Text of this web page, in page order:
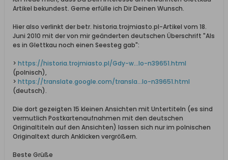
Artikel bekundest. Gerne erfülle ich Dir Deinen Wunsch.
Hier also verlinkt der betr. historia.trojmiasto.pl-Artikel vom 18.
Juni 2010 mit der von mir geänderten deutschen Überschrift "Als
es in Glettkau noch einen Seesteg gab":
> https://historia.trojmiasto.pl/Gdy-w...lo-n39651.html
(polnisch),
> https://translate.google.com/transla...lo-n39651.html
(deutsch).
Die dort gezeigten 15 kleinen Ansichten mit Untertiteln (es sind
vermutlich Postkartenaufnahmen mit den deutschen
Originaltiteln auf den Ansichten) lassen sich nur im polnischen
Originaltext durch Anklicken vergrößern.
Beste Grüße